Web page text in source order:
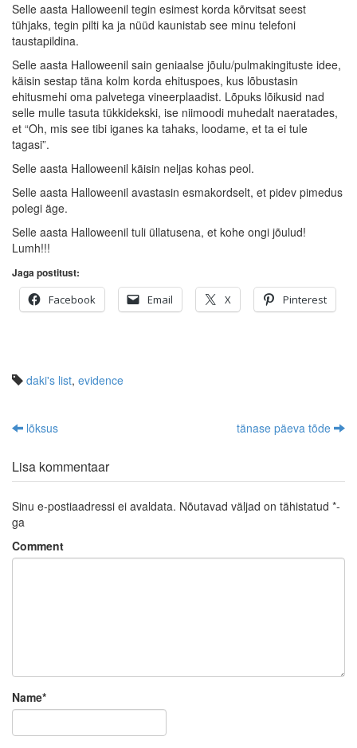
Selle aasta Halloweenil tegin esimest korda kõrvitsat seest
tühjaks, tegin pilti ka ja nüüd kaunistab see minu telefoni
taustapildina.
Selle aasta Halloweenil sain geniaalse jõulu/pulmakingituste idee,
käisin sestap täna kolm korda ehituspoes, kus lõbustasin
ehitusmehi oma palvetega vineerplaadist. Lõpuks lõikusid nad
selle mulle tasuta tükkidekski, ise niimoodi muhedalt naeratades,
et “Oh, mis see tibi iganes ka tahaks, loodame, et ta ei tule
tagasi”.
Selle aasta Halloweenil käisin neljas kohas peol.
Selle aasta Halloweenil avastasin esmakordselt, et pidev pimedus
polegi äge.
Selle aasta Halloweenil tuli üllatusena, et kohe ongi jõulud!
Lumh!!!
Jaga postitust:
Facebook
Email X Pinterest
daki's list, evidence
Post navigation
lõksus tänase päeva tõde
Lisa kommentaar
Sinu e-postiaadressi ei avaldata. Nõutavad väljad on tähistatud *-
ga
Comment
Name*